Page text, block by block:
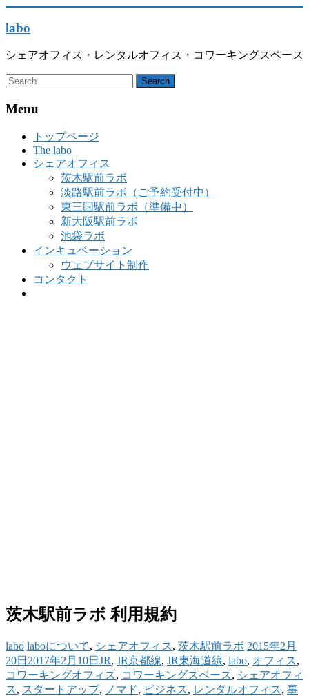
labo
シェアオフィス・レンタルオフィス・コワーキングスペース
Menu
トップページ
The labo
シェアオフィス
茨木駅前ラボ
淡路駅前ラボ（ご予約受付中）
東三国駅前ラボ（準備中）
新大阪駅前ラボ
池袋ラボ
インキュベーション
ウェブサイト制作
コンタクト
茨木駅前ラボ 利用規約
labo laboについて, シェアオフィス, 茨木駅前ラボ 2015年2月
20日 2017年2月10日 JR, JR京都線, JR東海道線, labo, オフィス,
コワーキングオフィス, コワーキングスペース, シェアオフィ
ス, スタートアップ, ノマド, ビジネス, レンタルオフィス, 事